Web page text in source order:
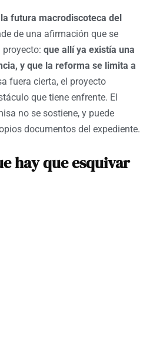
la futura macrodiscoteca del
de una afirmación que se
proyecto: que allí ya existía una
y que la reforma se limita a
fuera cierta, el proyecto
que tiene enfrente. El
no se sostiene, y puede
documentos del expediente.
hay que esquivar